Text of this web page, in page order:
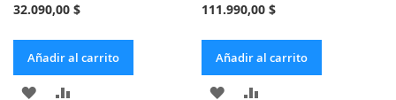
32.090,00 $
Añadir al carrito
AÑADIR
111.990,00 $
Añadir al carrito
AÑADIR